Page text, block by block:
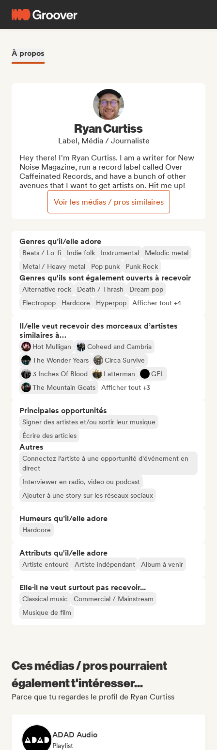
À propos
Genres qu’il/elle adore
Beats / Lo-fi Indie folk Instrumental
Melodic metal
Metal / Heavy metal
Pop punk Punk Rock
Genres qu'ils sont également ouverts à recevoir
Alternative rock Death / Thrash
Dream pop
Electropop
Hardcore Hyperpop Afficher tout +4
Il/elle veut recevoir des morceaux d’artistes
similaires à…
Hot Mulligan
Coheed and Cambria
The Wonder Years
Circa Survive
3 Inches Of Blood
Latterman
GEL
The Mountain Goats
Afficher tout +3
Principales opportunités
Signer des artistes et/ou sortir leur musique
Écrire des articles
Autres
Connectez l'artiste à une opportunité d'événement en
direct
Interviewer en radio, video ou podcast
Ajouter à une story sur les réseaux sociaux
Humeurs qu’il/elle adore
Hardcore
Attributs qu'il/elle adore
Artiste entouré Artiste indépendant Album à venir
Elle·il ne veut surtout pas recevoir...
Classical music
Commercial / Mainstream
Musique de film
Ryan Curtiss
Label, Média / Journaliste
Hey there! I'm Ryan Curtiss. I am a writer for New
Noise Magazine, run a record label called Over
Caffeinated Records, and have a bunch of other
avenues that I want to get artists on. Hit me up!
Voir les médias / pros similaires
Ces médias / pros pourraient
également t'intéresser...
Parce que tu regardes le profil de Ryan Curtiss
ADAD Audio
Playlist